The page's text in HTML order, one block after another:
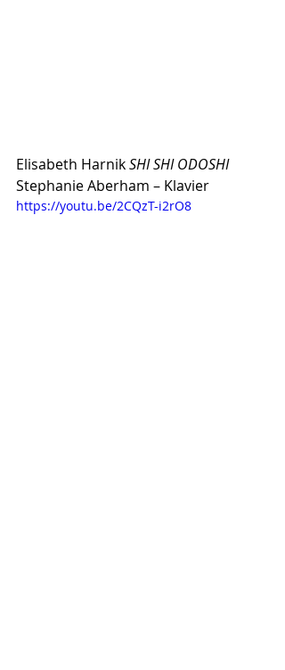
Elisabeth Harnik SHI SHI ODOSHI
Stephanie Aberham – Klavier
https://youtu.be/2CQzT-i2rO8